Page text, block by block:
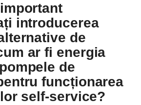
introducerea
de
ar fi energia
de
funcționarea
self-service?